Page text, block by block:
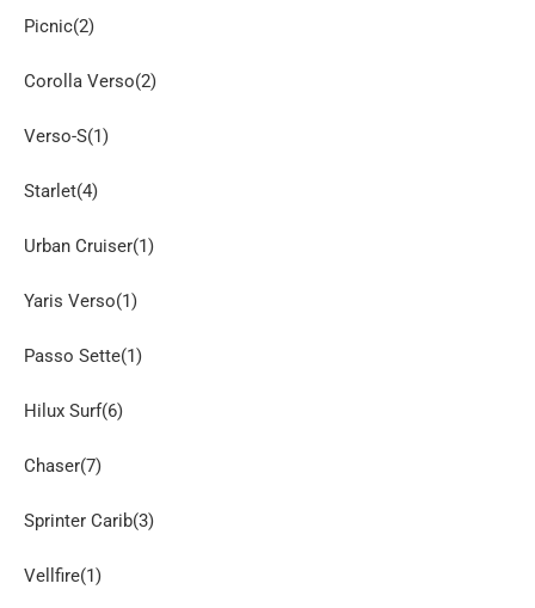
Picnic(2)
Corolla Verso(2)
Verso-S(1)
Starlet(4)
Urban Cruiser(1)
Yaris Verso(1)
Passo Sette(1)
Hilux Surf(6)
Chaser(7)
Sprinter Carib(3)
Vellfire(1)